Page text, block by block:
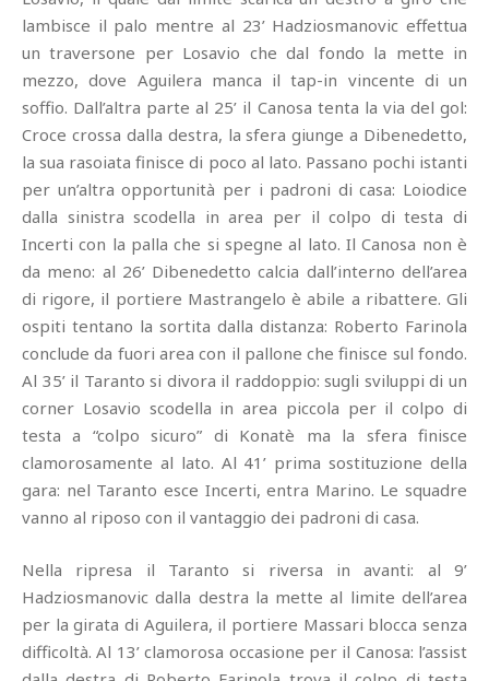
lambisce il palo mentre al 23’ Hadziosmanovic effettua
un traversone per Losavio che dal fondo la mette in
mezzo, dove Aguilera manca il tap-in vincente di un
soffio. Dall’altra parte al 25’ il Canosa tenta la via del gol:
Croce crossa dalla destra, la sfera giunge a Dibenedetto,
la sua rasoiata finisce di poco al lato. Passano pochi istanti
per un’altra opportunità per i padroni di casa: Loiodice
dalla sinistra scodella in area per il colpo di testa di
Incerti con la palla che si spegne al lato. Il Canosa non è
da meno: al 26’ Dibenedetto calcia dall’interno dell’area
di rigore, il portiere Mastrangelo è abile a ribattere. Gli
ospiti tentano la sortita dalla distanza: Roberto Farinola
conclude da fuori area con il pallone che finisce sul fondo.
Al 35’ il Taranto si divora il raddoppio: sugli sviluppi di un
corner Losavio scodella in area piccola per il colpo di
testa a “colpo sicuro” di Konatè ma la sfera finisce
clamorosamente al lato. Al 41’ prima sostituzione della
gara: nel Taranto esce Incerti, entra Marino. Le squadre
vanno al riposo con il vantaggio dei padroni di casa.
Nella ripresa il Taranto si riversa in avanti: al 9’
Hadziosmanovic dalla destra la mette al limite dell’area
per la girata di Aguilera, il portiere Massari blocca senza
difficoltà. Al 13’ clamorosa occasione per il Canosa: l’assist